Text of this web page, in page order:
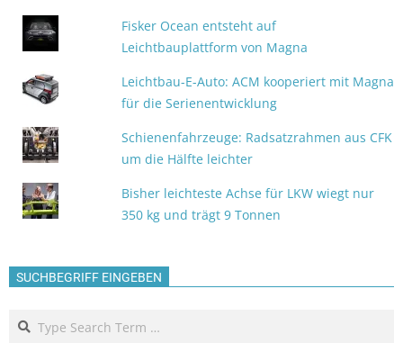
Fisker Ocean entsteht auf
Leichtbauplattform von Magna
Leichtbau-E-Auto: ACM kooperiert mit Magna
für die Serienentwicklung
Schienenfahrzeuge: Radsatzrahmen aus CFK
um die Hälfte leichter
Bisher leichteste Achse für LKW wiegt nur
350 kg und trägt 9 Tonnen
SUCHBEGRIFF EINGEBEN
Search